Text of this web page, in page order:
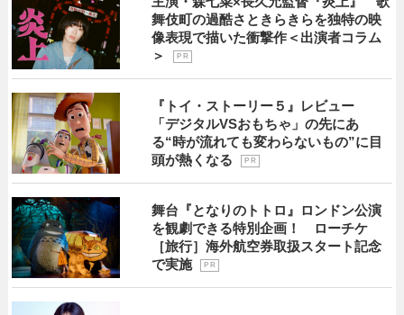
舞伎町の過酷さときらきらを独特の映
像表現で描いた衝撃作＜出演者コラム
＞
P R
『トイ・ストーリー５』レビュー
「デジタルVSおもちゃ」の先にあ
る“時が流れても変わらないもの”に目
頭が熱くなる
P R
舞台『となりのトトロ』ロンドン公演
を観劇できる特別企画！ ローチケ
［旅行］海外航空券取扱スタート記念
で実施
P R